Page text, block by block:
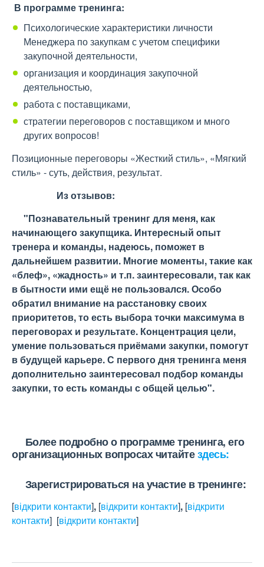
В программе тренинга:
Психологические характеристики личности
Менеджера по закупкам с учетом специфики
закупочной деятельности,
организация и координация закупочной
деятельностью,
работа с поставщиками,
стратегии переговоров с поставщиком и много
других вопросов!
Позиционные переговоры «Жесткий стиль», «Мягкий
стиль» - суть, действия, результат.
Из отзывов:
"Познавательный тренинг для меня, как
начинающего закупщика. Интересный опыт
тренера и команды, надеюсь, поможет в
дальнейшем развитии. Многие моменты, такие как
«блеф», «жадность» и т.п. заинтересовали, так как
в бытности ими ещё не пользовался. Особо
обратил внимание на расстановку своих
приоритетов, то есть выбора точки максимума в
переговорах и результате. Концентрация цели,
умение пользоваться приёмами закупки, помогут
в будущей карьере. С первого дня тренинга меня
дополнительно заинтересовал подбор команды
закупки, то есть команды с общей целью".
Более подробно о программе тренинга, его
организационных вопросах читайтездесь:
Зарегистрироваться на участие в тренинге:
[відкрити контакти], [відкрити контакти], [відкрити
контакти] [відкрити контакти]